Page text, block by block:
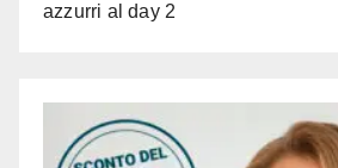
azzurri al day 2